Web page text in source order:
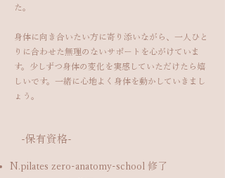
た。
身体に向き合いたい方に寄り添いながら、一人ひと
りに合わせた無理のないサポートを心がけていま
す。少しずつ身体の変化を実感していただけたら嬉
しいです。一緒に心地よく身体を動かしていきまし
ょう。
​-保有資格-
N.pilates zero-anatomy-school 修了